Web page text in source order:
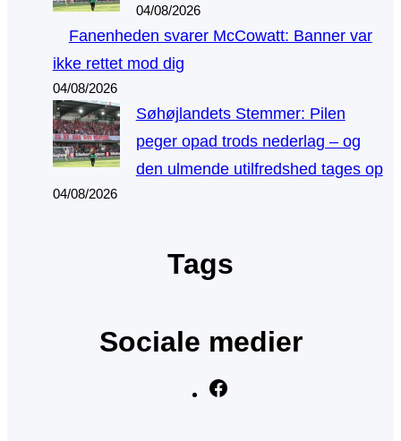
04/08/2026
Fanenheden svarer McCowatt: Banner var
ikke rettet mod dig
04/08/2026
Søhøjlandets Stemmer: Pilen
peger opad trods nederlag – og
den ulmende utilfredshed tages op
04/08/2026
Tags
Sociale medier